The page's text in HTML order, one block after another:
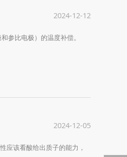
2024-12-12
参比电极）的温度补偿。
2024-12-05
应该看酸给出质子的能力，